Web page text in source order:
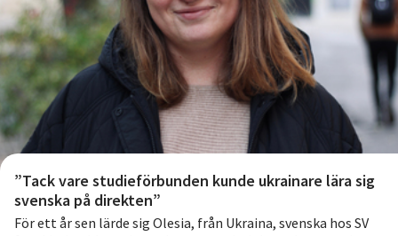
”Tack vare studieförbunden kunde ukrainare lära sig
svenska på direkten”
För ett år sen lärde sig Olesia, från Ukraina, svenska hos SV